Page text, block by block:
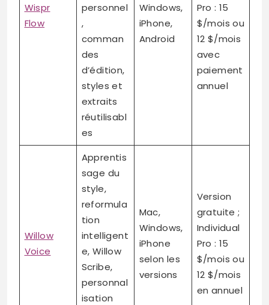
Wispr
Flow
personnel
,
comman
des
d’édition,
styles et
extraits
réutilisabl
es
Windows,
iPhone,
Android
Pro : 15
$/mois ou
12 $/mois
avec
paiement
annuel
Willow
Voice
Apprentis
sage du
style,
reformula
tion
intelligent
e, Willow
Scribe,
personnal
isation
Mac,
Windows,
iPhone
selon les
versions
Version
gratuite ;
Individual
Pro : 15
$/mois ou
12 $/mois
en annuel